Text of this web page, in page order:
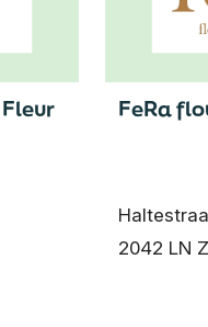
FeRa
2042 LN